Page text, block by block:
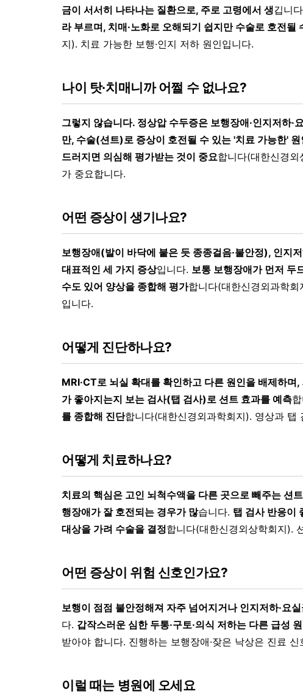
금이 서서히 나타나는 질환으로, 주로 고령에서 생깁니
라 부르며, 치매·노화로 오해되기 쉽지만 수술로 호전될
지). 치료 가능한 보행·인지 저하 원인입니다.
나이 탓·치매니까 어쩔 수 없나요?
그렇지 않습니다. 정상압 수두증은 보행장애·인지저하·
만, 수술(션트)로 증상이 호전될 수 있는 '치료 가능한'
드러지면 의심해 평가받는 것이 중요합니다(대한신경
가 중요합니다.
어떤 증상이 생기나요?
보행장애(발이 바닥에 붙은 듯 종종걸음·불안정), 인지
대표적인 세 가지 증상입니다. 보통 보행장애가 먼저 두
수도 있어 양상을 종합해 평가합니다(대한신경외과학회
입니다.
어떻게 진단하나요?
MRI·CT로 뇌실 확대를 확인하고 다른 원인을 배제하며
가 좋아지는지 보는 검사(탭 검사)로 션트 효과를 예측
를 종합해 진단합니다(대한신경외과학회지). 영상과 탭
어떻게 치료하나요?
치료의 핵심은 고인 뇌척수액을 다른 곳으로 빼주는 션
행장애가 잘 호전되는 경우가 많습니다. 탭 검사 반응이
대상을 가려 수술을 결정합니다(대한신경외상학회지).
어떤 증상이 위험 신호인가요?
보행이 점점 불안정해져 자주 넘어지거나 인지저하·요
다. 갑작스러운 심한 두통·구토·의식 저하는 다른 급성
받아야 합니다. 진행하는 보행장애·잦은 낙상은 진료 신
이럴 때는 병원에 오세요